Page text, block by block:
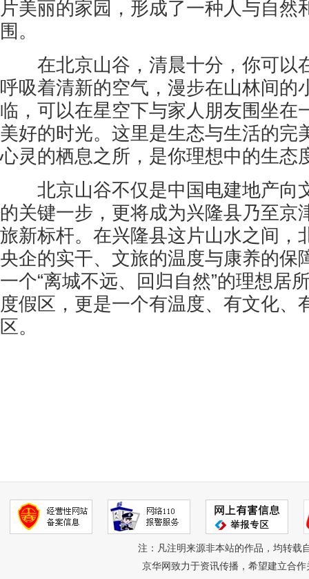
片美丽的家园，形成了一种人与自然
围。
在北京山谷，清晨十分，你可以
呼吸着清新的空气，漫步在山林间的
临，可以在星空下与家人朋友围坐在
美好的时光。这里是生态与生活的完
心灵的栖息之所，是你理想中的生态
北京山谷不仅是中国电建地产向
的关键一步，更将成为兴隆县乃至京
旅新标杆。在兴隆县这片山水之间，
央企的实干、文旅的温度与康养的保
一个“离城不远、回归自然”的理想居
度假区，更是一个有温度、有文化、
区。
注：凡注明来源非本站的作品，均转载
京华网致力于资讯传播，希望建立合